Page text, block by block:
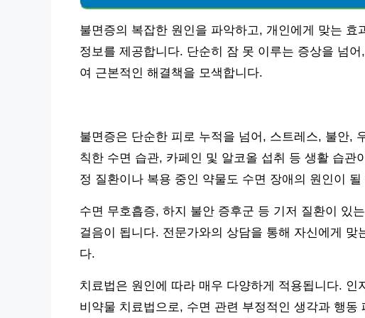
불면증의 복잡한 원인을 파악하고, 개인에게 맞는
정보를 제공합니다. 단순히 잠 못 이루는 증상을 넘
여 근본적인 해결책을 모색합니다.
불면증은 단순한 피로 누적을 넘어, 스트레스, 불안,
칙한 수면 습관, 카페인 및 알코올 섭취 등 생활 습관
정 질환이나 복용 중인 약물도 수면 장애의 원인이
수면 무호흡증, 하지 불안 증후군 등 기저 질환이 있
걸음이 됩니다. 전문가와의 상담을 통해 자신에게 맞
다.
치료법은 원인에 따라 매우 다양하게 적용됩니다. 인
비약물 치료법으로, 수면 관련 부정적인 생각과 행